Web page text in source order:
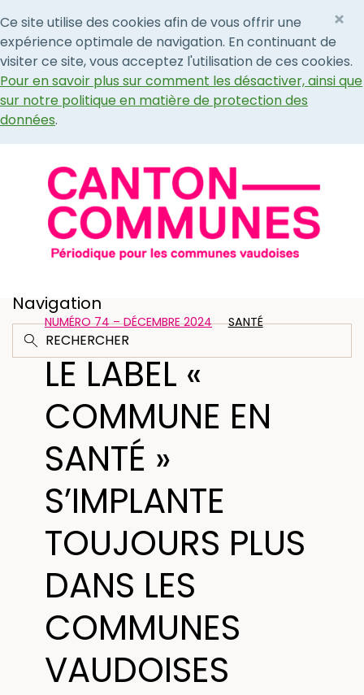
Ce site utilise des cookies afin de vous offrir une
expérience optimale de navigation. En continuant de
visiter ce site, vous acceptez l'utilisation de ces cookies.
Pour en savoir plus sur comment les désactiver, ainsi que
sur notre politique en matière de protection des
données.
×
Navigation
NUMÉRO 74 – DÉCEMBRE 2024 SANTÉ
LE LABEL «
COMMUNE EN
SANTÉ »
S’IMPLANTE
TOUJOURS PLUS
DANS LES
COMMUNES
VAUDOISES